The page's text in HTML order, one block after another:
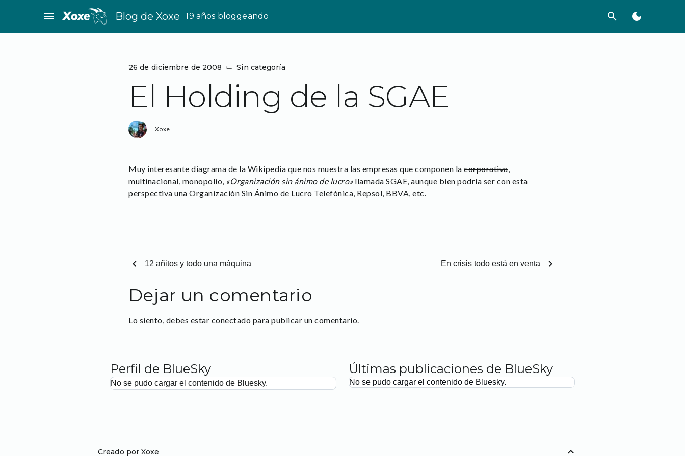
menu Blog de Xoxe 19 años bloggeando search dark_mode
26 de diciembre de 2008 ⌙ Sin categoría
El Holding de la SGAE
Xoxe
Muy interesante diagrama de la Wikipedia que nos muestra las empresas que componen la corporativa,
multinacional,monopolio, «Organización sin ánimo de lucro»llamada SGAE, aunque bien podría ser con esta
perspectiva una Organización Sin Ánimo de Lucro Telefónica, Repsol, BBVA, etc.
chevron_left 12 añitos y todo una máquina En crisis todo está en venta chevron_right
Dejar un comentario
Lo siento, debes estar conectado para publicar un comentario.
Perfil de BlueSky
No se pudo cargar el contenido de Bluesky.
Últimas publicaciones de BlueSky
No se pudo cargar el contenido de Bluesky.
Creado por Xoxe expand_less